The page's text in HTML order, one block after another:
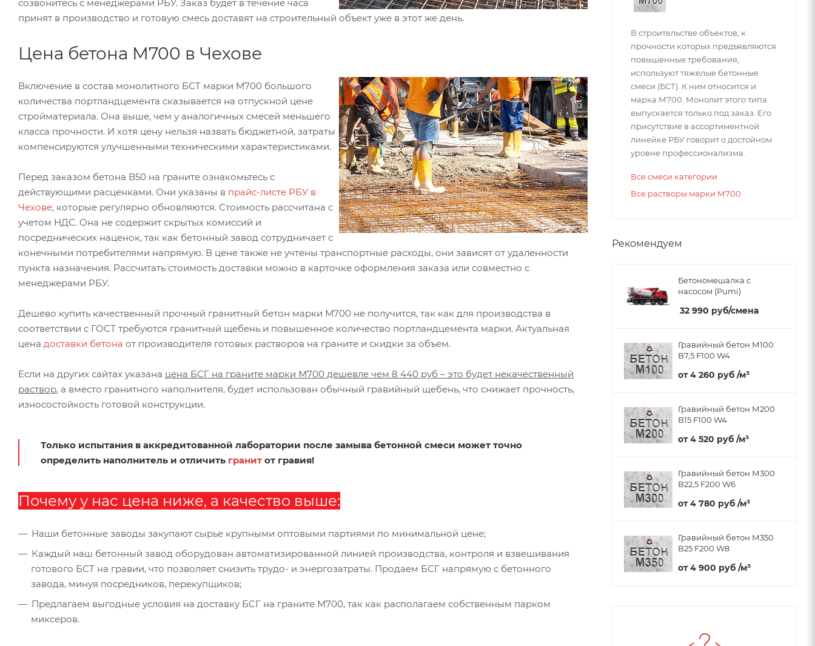
созвонитесь с менеджерами РБУ. Заказ будет в течение часа
принят в производство и готовую смесь доставят на строительный объект уже в этот же день.
Цена бетона М700 в Чехове
Включение в состав монолитного БСТ марки M700 большого
количества портландцемента сказывается на отпускной цене
стройматериала. Она выше, чем у аналогичных смесей меньшего
класса прочности. И хотя цену нельзя назвать бюджетной, затраты
компенсируются улучшенными техническими характеристиками.
Перед заказом бетона B50 на граните ознакомьтесь с
действующими расценками. Они указаны в прайс-листе РБУ в
Чехове, которые регулярно обновляются. Стоимость рассчитана с
учетом НДС. Она не содержит скрытых комиссий и
посреднических наценок, так как бетонный завод сотрудничает с
конечными потребителями напрямую. В цене также не учтены транспортные расходы, они зависят от удаленности
пункта назначения. Рассчитать стоимость доставки можно в карточке оформления заказа или совместно с
менеджерами РБУ.
Дешево купить качественный прочный гранитный бетон марки М700 не получится, так как для производства в
соответствии с ГОСТ требуются гранитный щебень и повышенное количество портландцемента марки. Актуальная
цена доставки бетона от производителя готовых растворов на граните и скидки за объем.
Если на других сайтах указана цена БСГ на граните марки М700 дешевле чем 8 440 руб – это будет некачественный
раствор, а вместо гранитного наполнителя, будет использован обычный гравийный щебень, что снижает прочность,
износостойкость готовой конструкции.
Только испытания в аккредитованной лаборатории после замыва бетонной смеси может точно
определить наполнитель и отличить гранит от гравия!
Почему у нас цена ниже, а качество выше:
Наши бетонные заводы закупают сырье крупными оптовыми партиями по минимальной цене;
Каждый наш бетонный завод оборудован автоматизированной линией производства, контроля и взвешивания
готового БСТ на гравии, что позволяет снизить трудо- и энергозатраты. Продаем БСГ напрямую с бетонного
завода, минуя посредников, перекупщиков;
Предлагаем выгодные условия на доставку БСГ на граните М700, так как располагаем собственным парком
миксеров.
В строительстве объектов, к
прочности которых предъявляются
повышенные требования,
используют тяжелые бетонные
смеси (БСТ). К ним относится и
марка М700. Монолит этого типа
выпускается только под заказ. Его
присутствие в ассортиментной
линейке РБУ говорит о достойном
уровне профессионализма.
Все смеси категории
Все растворы марки М700
Рекомендуем
Бетономешалка с
насосом (Pumi)
32 990 руб/смена
Гравийный бетон М100
B7,5 F100 W4
от4 260 руб /м³
Гравийный бетон М200
B15 F100 W4
от4 520 руб /м³
Гравийный бетон М300
B22,5 F200 W6
от4 780 руб /м³
Гравийный бетон М350
B25 F200 W8
от4 900 руб /м³